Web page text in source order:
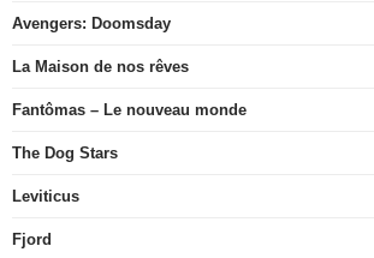
Avengers: Doomsday
La Maison de nos rêves
Fantômas – Le nouveau monde
The Dog Stars
Leviticus
Fjord